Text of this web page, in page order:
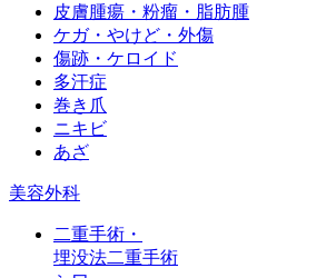
皮膚腫瘍・粉瘤・脂肪腫
ケガ・やけど・外傷
傷跡・ケロイド
多汗症
巻き爪
ニキビ
あざ
美容外科
二重手術・
埋没法二重手術